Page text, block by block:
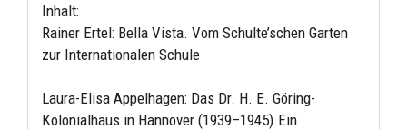
Inhalt:
Rainer Ertel: Bella Vista. Vom Schulte’schen Garten
zur Internationalen Schule
Laura-Elisa Appelhagen: Das Dr. H. E. Göring-
Kolonialhaus in Hannover (1939–1945).Ein